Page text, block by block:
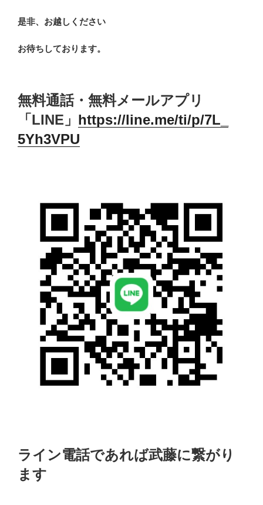
是非、お越しください
お待ちしております。
無料通話・無料メールアプリ
「LINE」 https://line.me/ti/p/7L_
5Yh3VPU
ライン電話であれば武藤に繋がり
ます